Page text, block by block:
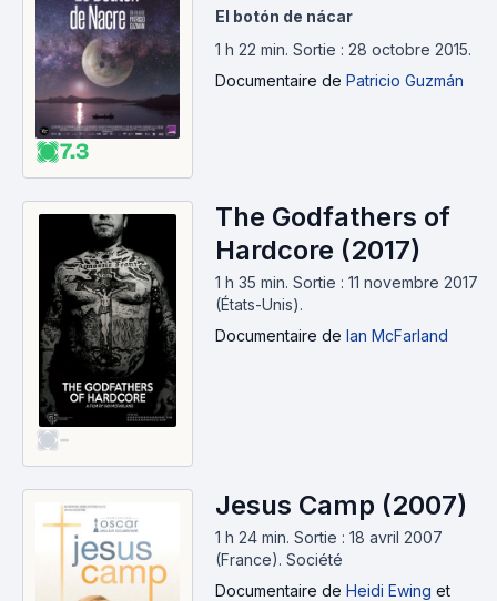
7.3
El botón de nácar
1 h 22 min. Sortie : 28 octobre 2015.
Documentaire de Patricio Guzmán
-
The Godfathers of
Hardcore (2017)
1 h 35 min. Sortie : 11 novembre 2017
(États-Unis).
Documentaire de Ian McFarland
Jesus Camp (2007)
1 h 24 min. Sortie : 18 avril 2007
(France). Société
Documentaire de Heidi Ewing et